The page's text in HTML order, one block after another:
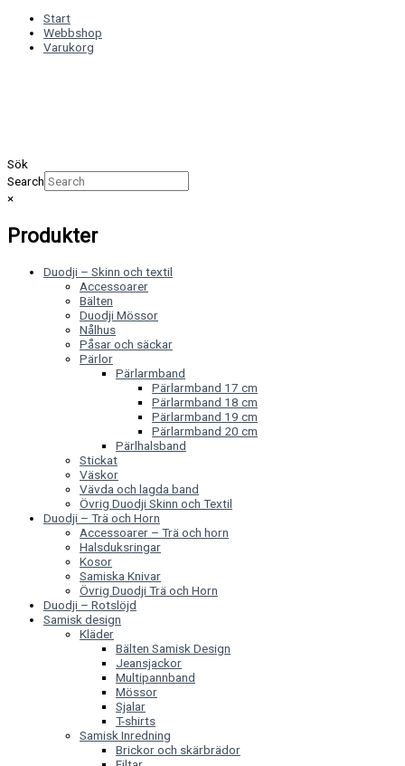
Start
Webbshop
Varukorg
Sök
Search
×
Produkter
Duodji – Skinn och textil
Accessoarer
Bälten
Duodji Mössor
Nålhus
Påsar och säckar
Pärlor
Pärlarmband
Pärlarmband 17 cm
Pärlarmband 18 cm
Pärlarmband 19 cm
Pärlarmband 20 cm
Pärlhalsband
Stickat
Väskor
Vävda och lagda band
Övrig Duodji Skinn och Textil
Duodji – Trä och Horn
Accessoarer – Trä och horn
Halsduksringar
Kosor
Samiska Knivar
Övrig Duodji Trä och Horn
Duodji – Rotslöjd
Samisk design
Kläder
Bälten Samisk Design
Jeansjackor
Multipannband
Mössor
Sjalar
T-shirts
Samisk Inredning
Brickor och skärbrädor